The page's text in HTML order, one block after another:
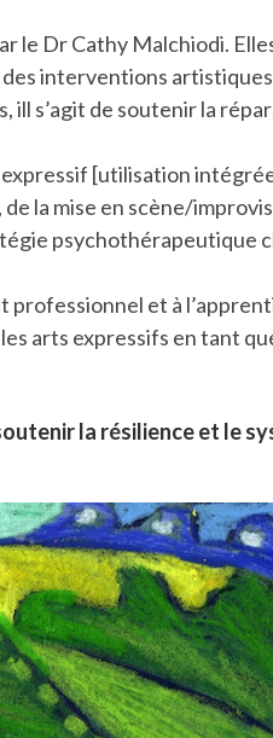
le Dr Cathy Malchiodi.
interventions artistiques
ill s’agit de soutenir la
[utilisation
la mise en scène/
psychothérapeutique
professionnel et à
arts expressifs en tant
la résilience et le